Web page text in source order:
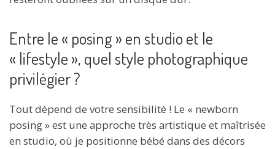
Entre le « posing » en studio et le
« lifestyle », quel style photographique
privilégier ?
Tout dépend de votre sensibilité ! Le « newborn
posing » est une approche très artistique et maîtrisée
en studio, où je positionne bébé dans des décors